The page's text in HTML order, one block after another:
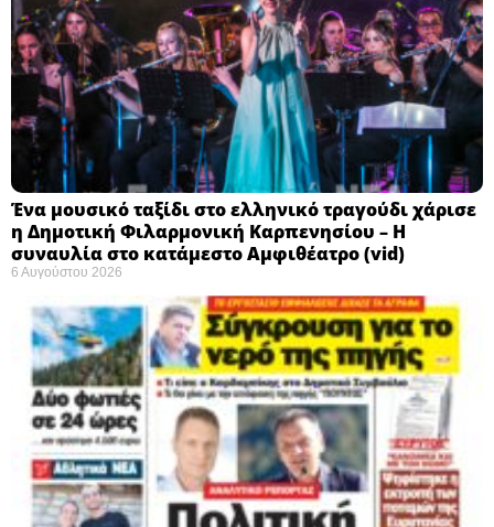
Ένα μουσικό ταξίδι στο ελληνικό τραγούδι χάρισε
η Δημοτική Φιλαρμονική Καρπενησίου – Η
συναυλία στο κατάμεστο Αμφιθέατρο (vid)
6 Αυγούστου 2026